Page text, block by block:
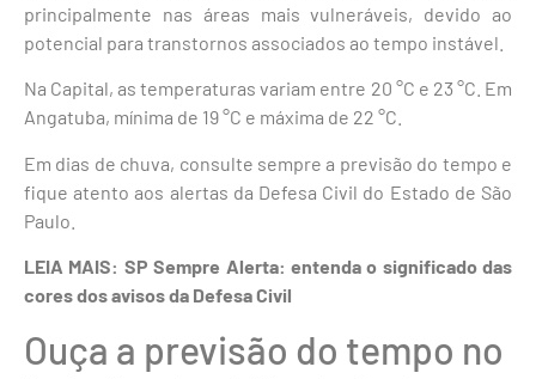
principalmente nas áreas mais vulneráveis, devido ao
potencial para transtornos associados ao tempo instável.
Na Capital, as temperaturas variam entre 20 °C e 23 °C. Em
Angatuba, mínima de 19 °C e máxima de 22 °C.
Em dias de chuva, consulte sempre a previsão do tempo e
fique atento aos alertas da Defesa Civil do Estado de São
Paulo.
LEIA MAIS: SP Sempre Alerta: entenda o significado das
cores dos avisos da Defesa Civil
Ouça a previsão do tempo no